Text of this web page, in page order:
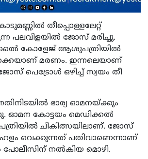
തീപ്പൊള്ളലേറ്റ്
പലവിളയില്‍ ജോസ് മരിച്ചു.
കോളേജ് ആശുപത്രിയില്‍
മരണം. ഇന്നലെയാണ്
പെട്രോള്‍ ഒഴിച്ച് സ്വയം തീ
ഭാര്യ ഓമനയ്ക്കും
ഓമന കോട്ടയം മെഡിക്കല്‍
ചികിത്സയിലാണ്. ജോസ്
ബഹളം വെക്കുന്നത് പതിവാണെന്നാണ്
നല്‍കിയ മൊഴി.